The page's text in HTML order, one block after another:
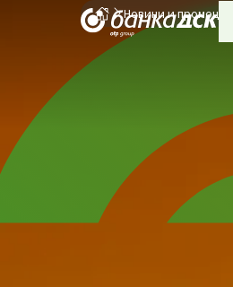
Новини и промоции